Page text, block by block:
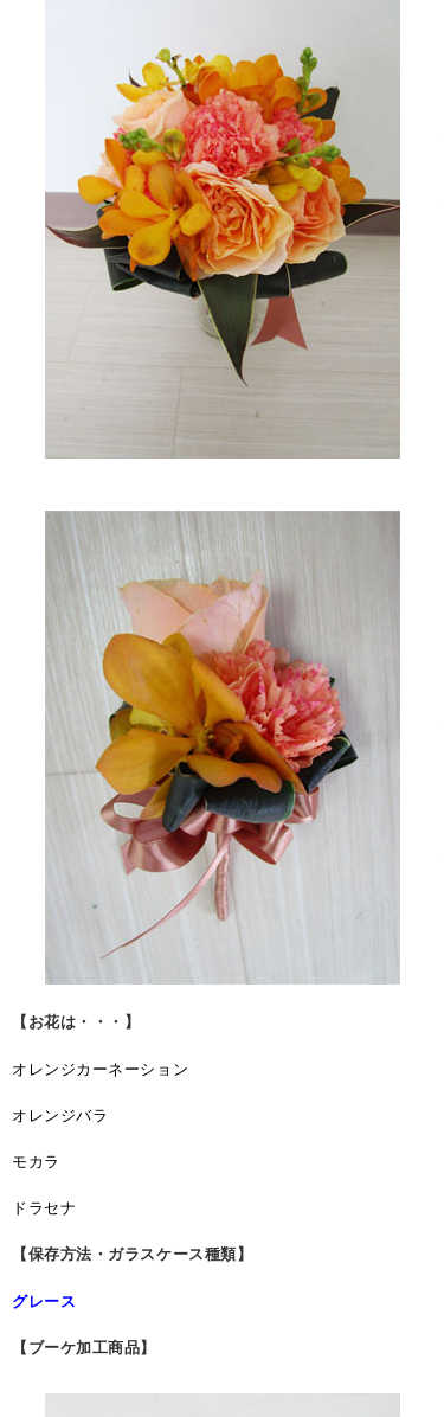
【お花は・・・】
オレンジカーネーション
オレンジバラ
モカラ
ドラセナ
【保存方法・ガラスケース種類】
グレース
【ブーケ加工商品】